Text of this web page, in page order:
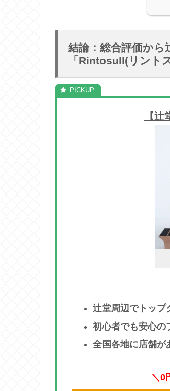
結論：総合評価か
「Rintosull(リント
【
辻堂周辺でトップ
初心者でも安心の
全国各地に店舗が
＼0